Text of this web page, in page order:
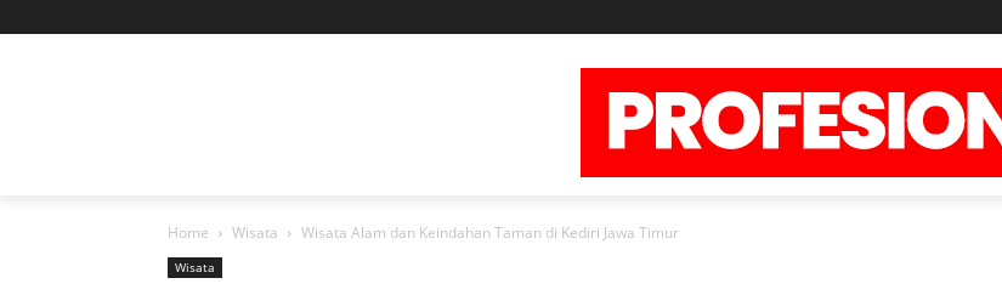
Home Wisata Wisata Alam dan Keindahan Taman di Kediri Jawa Timur
Wisata